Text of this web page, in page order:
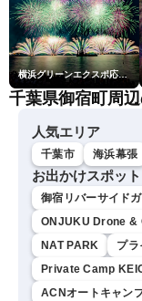
横浜グリーンエクスポ応援 みなとみらいフェスティバル「スカイシンフォニーinヨコハマ presented byコロワイド」
千葉県御宿町周
人気エリア
千葉市 海浜幕張
お出かけスポット
御宿リバーサイド
ONJUKU Drone &
NAT PARK
プ
Private Camp
ACNオートキャン